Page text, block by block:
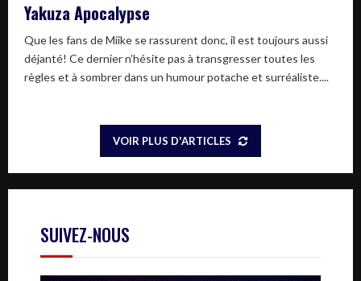
Yakuza Apocalypse
Que les fans de Miike se rassurent donc, il est toujours aussi
déjanté! Ce dernier n’hésite pas à transgresser toutes les
règles et à sombrer dans un humour potache et surréaliste....
VOIR PLUS D'ARTICLES
SUIVEZ-NOUS